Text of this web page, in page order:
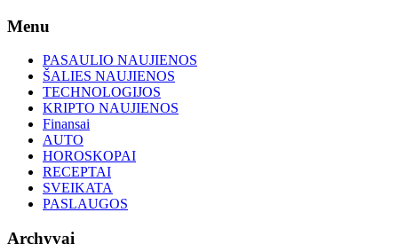
Skip
content
Menu
PASAULIO NAUJIENOS
ŠALIES NAUJIENOS
TECHNOLOGIJOS
KRIPTO NAUJIENOS
Finansai
AUTO
HOROSKOPAI
RECEPTAI
SVEIKATA
PASLAUGOS
Archyvai